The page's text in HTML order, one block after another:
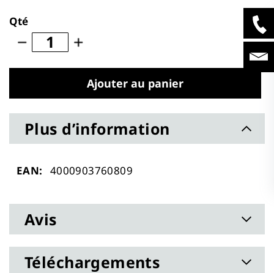
Qté
Ajouter au panier
Plus d’information
Plus
4000903760809
Avis
Téléchargements